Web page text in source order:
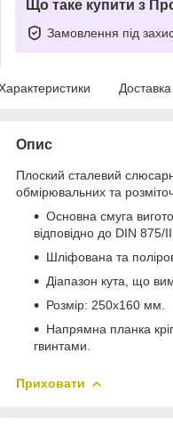
Що таке купити з
Замовлення під
Доставка
Опис
Плоский сталевий
обмірювальних та
Основна смуга
відповідно до DIN 875/II.
Шліфована та
Діапазон кута, що
Розмір: 250x160 мм.
Напрямна планка
гвинтами.
Приховати